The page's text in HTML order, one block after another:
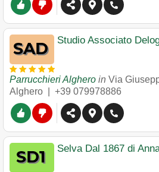
Studio Associato
Parrucchieri Alghero in Via
Alghero
+39 079978886
Selva Dal 1867 di